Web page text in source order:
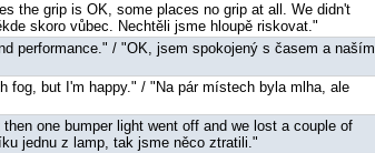
the grip is OK, some places no grip at all. We didn't
skoro vůbec. Nechtěli jsme hloupě riskovat."
performance." / "OK, jsem spokojený s časem a naším
fog, but I'm happy." / "Na pár místech byla mlha, ale
one bumper light went off and we lost a couple of
jednu z lamp, tak jsme něco ztratili."